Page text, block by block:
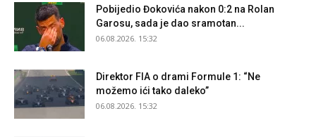
Pobijedio Đokovića nakon 0:2 na Rolan
Garosu, sada je dao sramotan...
06.08.2026. 15:32
Direktor FIA o drami Formule 1: “Ne
možemo ići tako daleko”
06.08.2026. 15:32